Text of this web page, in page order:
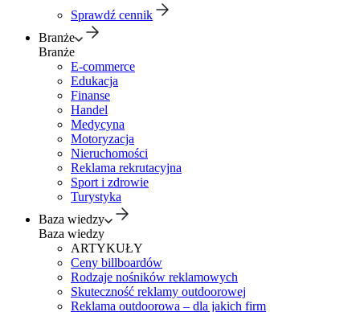
Sprawdź cennik
Branże
Branże
E-commerce
Edukacja
Finanse
Handel
Medycyna
Motoryzacja
Nieruchomości
Reklama rekrutacyjna
Sport i zdrowie
Turystyka
Baza wiedzy
Baza wiedzy
ARTYKUŁY
Ceny billboardów
Rodzaje nośników reklamowych
Skuteczność reklamy outdoorowej
Reklama outdoorowa – dla jakich firm